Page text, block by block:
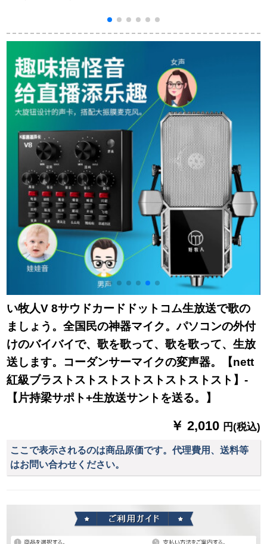
カード映写客快播呼
二代电音版+SR 7 Vサ
ントラ版(赤)
音声カードのドゥの
マイクを内蔵してい
ケは音を立てて生放
送します。コーデュ
ンサーのスピリット
とスカーの一体のス
ピリットカードK歌宝
高级灰です。
ィー容量uの長距離会
祝うktvマイクを演出
します。
い牧人V 8サウドカードドットコム生放送で歌の
ましょう。全国民の神器マイク。パソコンの外付
けのバイバイで、歌を歌って、歌を歌って、生放
送します。コーダンサーマイクの変声器。【nett
紅級ブラストストストストストストストスト】-
【片持梁サポト+生放送サントを送る。】
￥ 2,010 円(税込)
ここで表示されるのは商品原価です。代理費用、送料等
はお問い合わせください。